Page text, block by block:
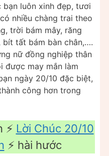
bạn luôn xinh đẹp, tươi
nhiều chàng trai theo
trời bám mây, răng
bít tất bám bàn chân,….
nữ đồng nghiệp thân
được may mắn làm
ngày 20/10 đặc biệt,
công hơn trong
Lời Chúc 20/10
⚡️ hài hước